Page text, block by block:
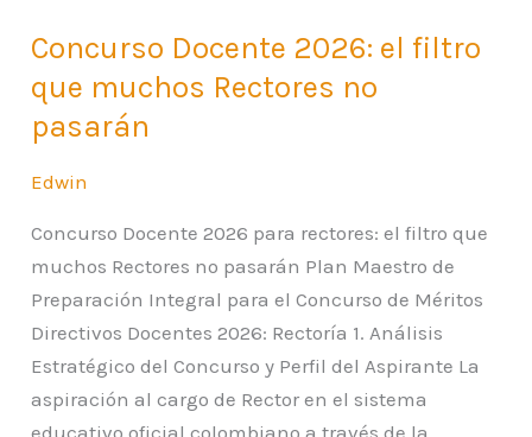
Concurso Docente 2026: el filtro
que muchos Rectores no
pasarán
Edwin
Concurso Docente 2026 para rectores: el filtro que
muchos Rectores no pasarán Plan Maestro de
Preparación Integral para el Concurso de Méritos
Directivos Docentes 2026: Rectoría 1. Análisis
Estratégico del Concurso y Perfil del Aspirante La
aspiración al cargo de Rector en el sistema